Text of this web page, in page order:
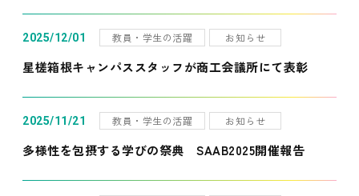
2025/12/01 教員・学生の活躍 お知らせ
星槎箱根キャンパススタッフが商工会議所にて表彰
2025/11/21 教員・学生の活躍 お知らせ
多様性を包摂する学びの祭典 SAAB2025開催報告